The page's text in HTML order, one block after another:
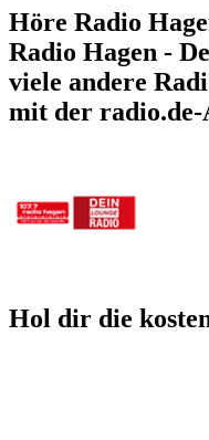
Höre Radio
Radio Hagen -
viele andere
mit der radio.de-
Hol dir die